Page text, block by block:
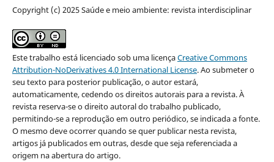
Copyright (c) 2025 Saúde e meio ambiente: revista interdisciplinar
Este trabalho está licenciado sob uma licençaCreative Commons
Attribution-NoDerivatives 4.0 International License. Ao submeter o
seu texto para posterior publicação, o autor estará,
automaticamente, cedendo os direitos autorais para a revista. À
revista reserva-se o direito autoral do trabalho publicado,
permitindo-se a reprodução em outro periódico, se indicada a fonte.
O mesmo deve ocorrer quando se quer publicar nesta revista,
artigos já publicados em outras, desde que seja referenciada a
origem na abertura do artigo.